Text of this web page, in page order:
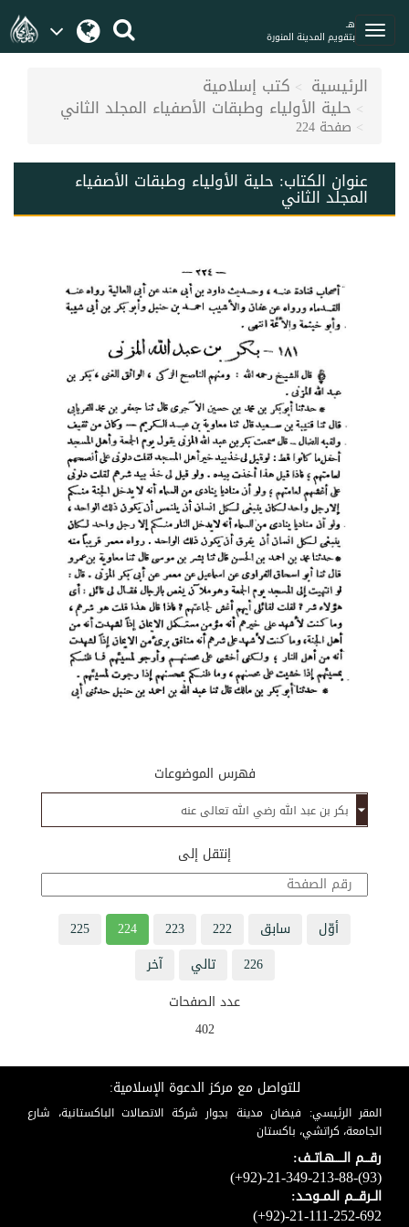
هـ
بتقويم المدينة المنورة
الرئيسية كتب إسلامية
حلية الأولياء وطبقات الأصفياء المجلد الثاني
صفحة 224
عنوان الكتاب: حلية الأولياء وطبقات الأصفياء
المجلد الثاني
فهرس الموضوعات
إنتقل إلى
أوّل سابق 222
223
224
225
226
تالي
آخر
عدد الصفحات
402
للتواصل مع مركز الدعوة الإسلامية:
المقر الرئيسي: فيضان مدينة بجوار شركة الاتصالات الباكستانية، شارع
الجامعة، كراتشي، باكستان
رقـــم الـــــهـاتــف:
(+92)-21-349-213-88-(93)
الــرقـــم الـمــوحـد:
(+92)-21-111-252-692